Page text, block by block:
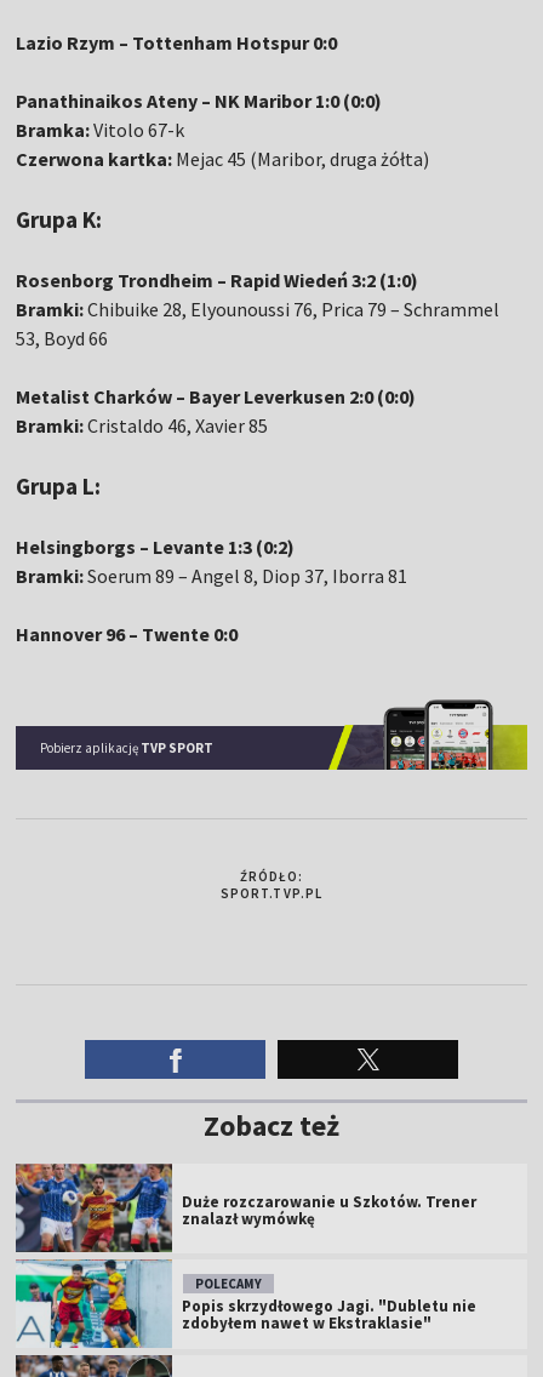
Lazio Rzym – Tottenham Hotspur 0:0
Panathinaikos Ateny – NK Maribor 1:0 (0:0)
Bramka:Vitolo 67-k
Czerwona kartka: Mejac 45 (Maribor, druga żółta)
Grupa K:
Rosenborg Trondheim – Rapid Wiedeń 3:2 (1:0)
Bramki:Chibuike 28, Elyounoussi 76, Prica 79 – Schrammel
53, Boyd 66
Metalist Charków – Bayer Leverkusen 2:0 (0:0)
Bramki:Cristaldo 46, Xavier 85
Grupa L:
Helsingborgs – Levante 1:3 (0:2)
Bramki:Soerum 89 – Angel 8, Diop 37, Iborra 81
Hannover 96 – Twente 0:0
Pobierz aplikację TVP SPORT
ŹRÓDŁO:
SPORT.TVP.PL
Zobacz też
Duże rozczarowanie u Szkotów. Trener
znalazł wymówkę
POLECAMY
Popis skrzydłowego Jagi. "Dubletu nie
zdobyłem nawet w Ekstraklasie"